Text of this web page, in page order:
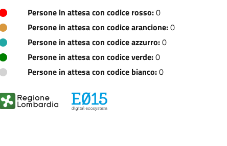
Persone in attesa con codice rosso:0
Persone in attesa con codice arancione:0
Persone in attesa con codice azzurro:0
Persone in attesa con codice verde:0
Persone in attesa con codice bianco:0